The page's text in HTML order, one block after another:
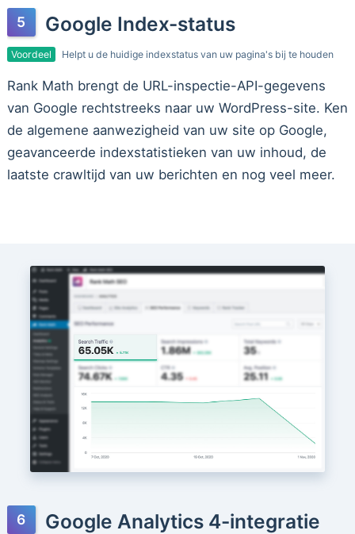
Google Index-status
Voordeel Helpt u de huidige indexstatus van uw pagina's bij te houden
Rank Math brengt de URL-inspectie-API-gegevens
van Google rechtstreeks naar uw WordPress-site. Ken
de algemene aanwezigheid van uw site op Google,
geavanceerde indexstatistieken van uw inhoud, de
laatste crawltijd van uw berichten en nog veel meer.
Google Analytics 4-integratie